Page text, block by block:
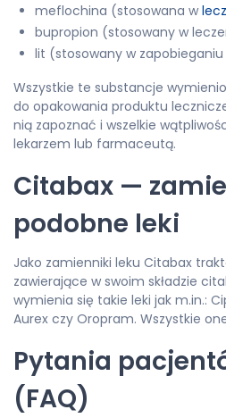
meflochina (stosowana w
bupropion (stosowany w
lit (stosowany w
Wszystkie te substancje
do opakowania produktu
nią zapoznać i wszelkie
lekarzem lub farmaceutą.
Citabax —
podobne leki
Jako zamienniki leku Citabax
zawierające w swoim składzie
wymienia się takie leki jak m.in.:
Aurex czy Oropram. Wszystkie
Pytania
(FAQ)